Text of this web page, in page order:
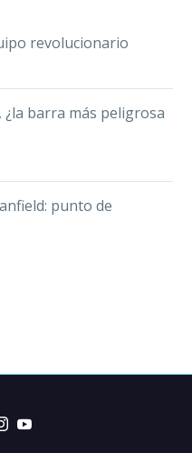
revolucionario
¿la barra más peligrosa
punto de